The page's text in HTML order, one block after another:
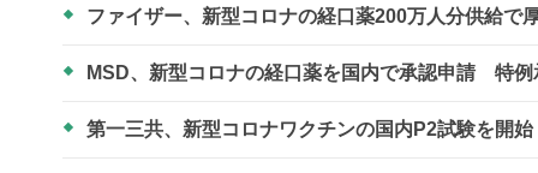
ファイザー、新型コロナの経口薬200万人分供給で
MSD、新型コロナの経口薬を国内で承認申請 特
第一三共、新型コロナワクチンの国内P2試験を開始